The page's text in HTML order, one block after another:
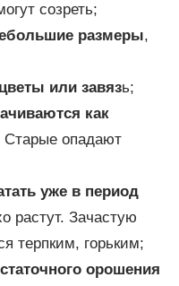
созреть;
размеры,
или завязь;
как
Старые опадают
уже в период
растут. Зачастую
терпким, горьким;
орошения